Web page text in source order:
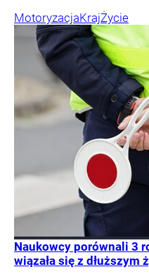
MotoryzacjaKrajŻycie
Naukowcy porównali 3
wiązała się z dłuższym